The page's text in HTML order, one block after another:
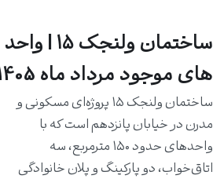
ساختمان ولنجک ۱۵ | واحد
های موجود مرداد ماه 1405
ساختمان ولنجک ۱۵ پروژه‌ای مسکونی و
مدرن در خیابان پانزدهم است که با
واحدهای حدود ۱۵۰ مترمربع، سه
اتاق‌خواب، دو پارکینگ و پلان خانوادگی